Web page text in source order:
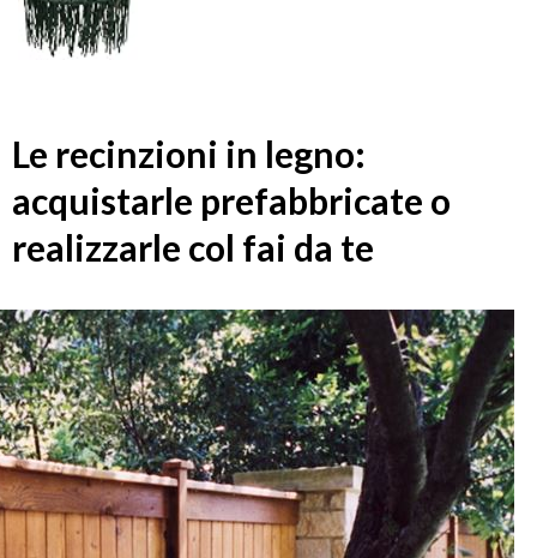
Le recinzioni in legno:
acquistarle prefabbricate o
realizzarle col fai da te